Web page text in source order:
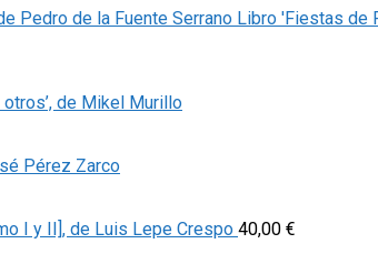
Libro 'Fiestas de
de Mikel Murillo
Pérez Zarco
I y II], de Luis Lepe Crespo 40,00 €